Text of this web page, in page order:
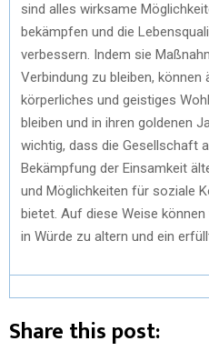
sind alles wirksame
bekämpfen und die
verbessern. Indem sie
Verbindung zu bleiben, können
körperliches und geistiges
bleiben und in ihren goldenen
wichtig, dass die Gesellschaft
Bekämpfung der Einsamkeit
und Möglichkeiten für soziale
bietet. Auf diese Weise
in Würde zu altern und ein
Share this post: